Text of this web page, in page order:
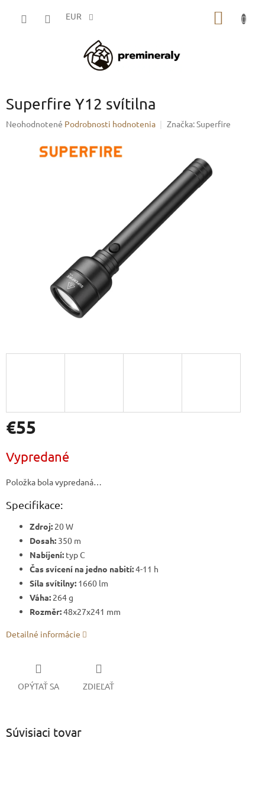
EUR
Superfire Y12 svítilna
Priemerné
Neohodnotené Podrobnosti hodnotenia Značka:Superfire
€55
cena:
Vypredané
Položka bola vypredaná…
Specifikace:
Zdroj: 20 W
Dosah: 350 m
Nabíjení: typ C
Čas svícení na jedno nabití:4-11 h
Síla svítilny: 1660 lm
Váha: 264 g
Rozměr:48x27x241 mm
Detailné informácie
OPÝTAŤ SA ZDIEĽAŤ
Súvisiaci tovar